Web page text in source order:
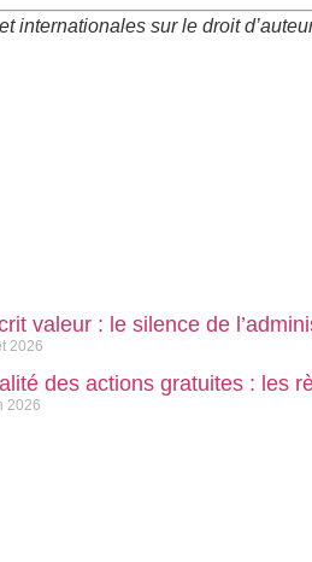
internationales sur le droit
valeur : le silence de
2026
des actions gratuites : les
2026